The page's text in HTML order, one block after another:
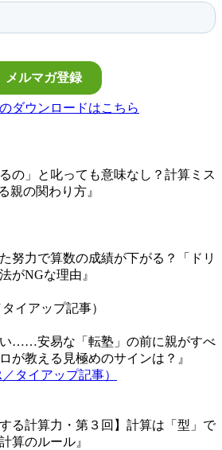
の」と叱っても意味なし？計算ミス
親の関わり方』
努力で算数の成績が下がる？「ドリ
がNGな理由』
イアップ記事）
……安易な「転塾」の前に親がすべ
が教える見極めのサインは？』
る計算力・第３回】計算は「型」で
算のルール』